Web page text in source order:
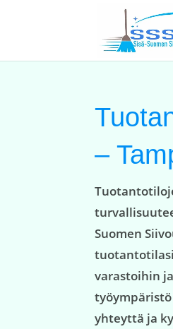
–
Suomen
varastoihin
yhteyttä ja